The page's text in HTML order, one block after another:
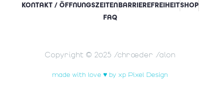
KONTAKT / ÖFFNUNGSZEITENBARRIEREFREIHEITSHOP
FAQ
Copyright © 2025 Schrœder Salon
made with love ♥ by xp Pixel Design